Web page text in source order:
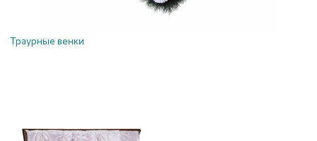
Траурные венки